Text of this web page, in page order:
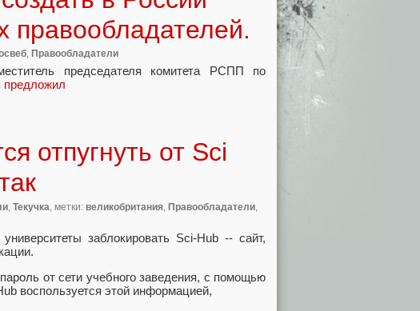
правообладателей.
Правообладатели
председателя комитета РСПП по
предложил
отпугнуть от Sci
Текучка , метки: великобритания Правообладатели
университеты заблокировать Sci-Hub -- сайт,
от сети учебного заведения, с помощью
воспользуется этой информацией,